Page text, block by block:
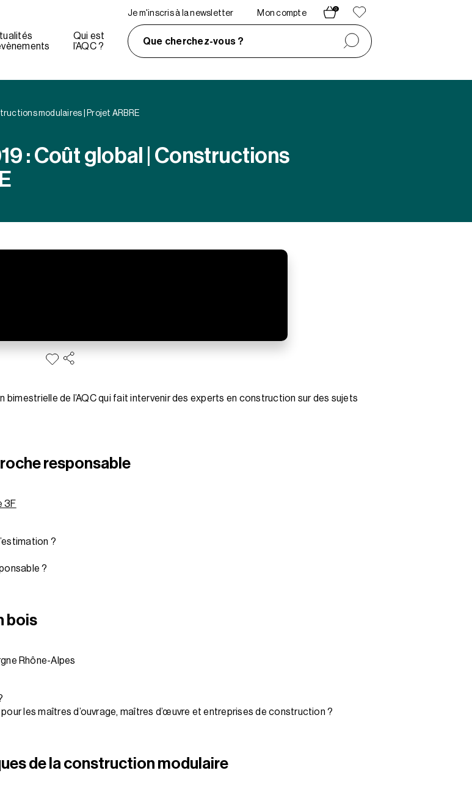
Qui est
l’AQC ?
Je m'inscris à la newsletter Mon compte
0
Que cherchez-vous ?
modulaires | Projet ARBRE
: Coût global | Constructions
bimestrielle de l’AQC qui fait intervenir des experts en construction sur des sujets
responsable
3F
?
?
bois
Rhône-Alpes
les maîtres d’ouvrage, maîtres d’œuvre et entreprises de construction ?
de la construction modulaire